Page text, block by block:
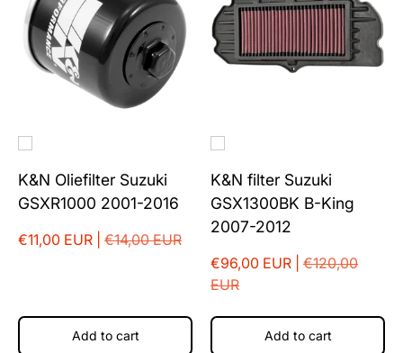
K&N Oliefilter Suzuki
GSXR1000 2001-2016
€11,00 EUR | €14,00 EUR
Add to cart
K&N filter Suzuki
GSX1300BK B-King
2007-2012
€96,00 EUR | €120,00
EUR
Add to cart